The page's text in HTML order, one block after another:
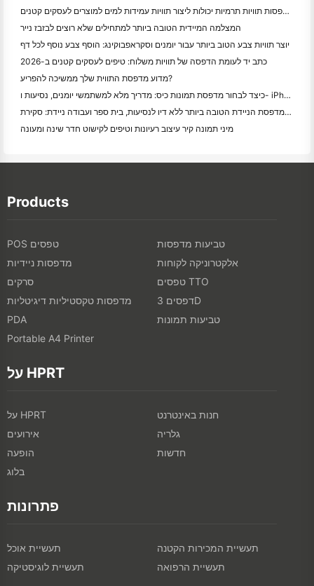
האם מדפסות תוויות תרמיות יכולות ליצור תוויות עמידות למים למוצרים לעסקים קטנים?
המצלמה המיידית הטובה ביותר למתחילים שלא רוצים לבזבז נייר
יוצר תוויות צבע הטוב ביותר עבור יומנים וסקראפבוקינג: הוסף צבע נוסף לכל דף
כתב יד לעומת הדפסה של תוויות משלוח: טיפים לעסקים קטנים ב-2026
מדוע מדפסת התווית שלך ממשיכה להפריע?
כיצד לבחור מדפסת תמונות כיס: מדריך מלא למשתמשי יומנים, נסיעות ו- iPhone
המדפסת הניידת הטובה ביותר ללא דיו לנסיעות, בית ספר ועבודה ניידת: סקירת Hanin MT620 Pro
מיני תמונה קיר עיצוב רעיונות וטיפים לקישוט חדר שינה ומעונה
Products
POS טפסים
טביעות מדפסות
מדפסות ניידיות
אלקטרוניקה לקוחות
סרקים
טפסים TTO
מדפסות טקסטיליות דיגיטליות
דפסים 3D
PDA
טביעות תמונות
Portable A4 Printer
על HPRT
על HPRT
חנות באינטרנט
אירועים
גלריה
הופעה
חדשות
בלוג
פתרונות
תעשיית אוכל
תעשיית המכירות הקטנה
תעשיית לוגיסטיקה
תעשיית הרפואה